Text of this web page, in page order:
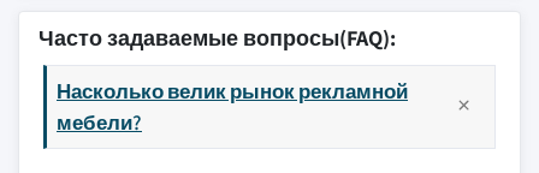
Часто задаваемые вопросы(FAQ):
Насколько велик рынок рекламной
мебели?